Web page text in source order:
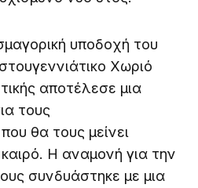
υποδοχή του
Χωριό
αποτέλεσε μια
τους
θα τους μείνει
Η αναμονή για την
συνδυάστηκε με μια